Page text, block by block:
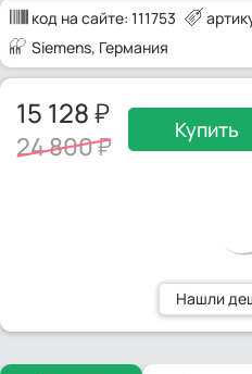
код на сайте: 111753
Siemens, Германия
15 128
24 800
Купить
Нашли